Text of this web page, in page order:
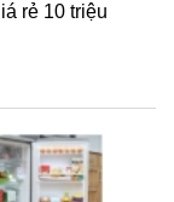
rẻ 10 triệu